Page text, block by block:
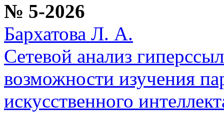
№ 5-2026
Бархатова Л. А.
Сетевой анализ
возможности изучения
искусственного